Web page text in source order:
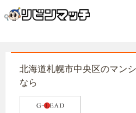
北海道札幌市中央区のマン
なら